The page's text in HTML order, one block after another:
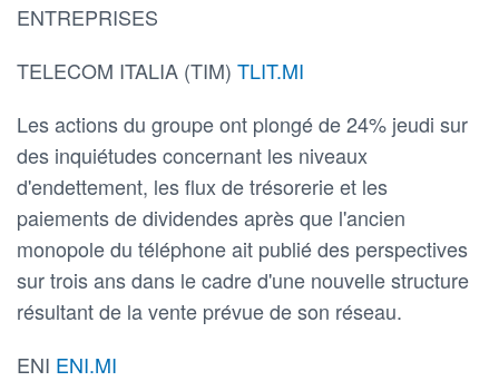
ENTREPRISES
TELECOM ITALIA (TIM) TLIT.MI
Les actions du groupe ont plongé de 24% jeudi sur
des inquiétudes concernant les niveaux
d'endettement, les flux de trésorerie et les
paiements de dividendes après que l'ancien
monopole du téléphone ait publié des perspectives
sur trois ans dans le cadre d'une nouvelle structure
résultant de la vente prévue de son réseau.
ENI ENI.MI